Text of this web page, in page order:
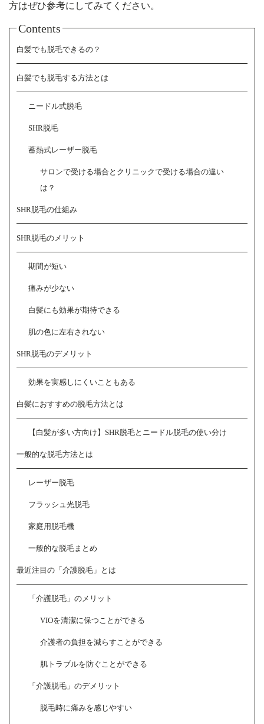
方はぜひ参考にしてみてください。
Contents
白髪でも脱毛できるの？
白髪でも脱毛する方法とは
ニードル式脱毛
SHR脱毛
蓄熱式レーザー脱毛
サロンで受ける場合とクリニックで受ける場合の違い
は？
SHR脱毛の仕組み
SHR脱毛のメリット
期間が短い
痛みが少ない
白髪にも効果が期待できる
肌の色に左右されない
SHR脱毛のデメリット
効果を実感しにくいこともある
白髪におすすめの脱毛方法とは
【白髪が多い方向け】SHR脱毛とニードル脱毛の使い分け
一般的な脱毛方法とは
レーザー脱毛
フラッシュ光脱毛
家庭用脱毛機
一般的な脱毛まとめ
最近注目の「介護脱毛」とは
「介護脱毛」のメリット
VIOを清潔に保つことができる
介護者の負担を減らすことができる
肌トラブルを防ぐことができる
「介護脱毛」のデメリット
脱毛時に痛みを感じやすい